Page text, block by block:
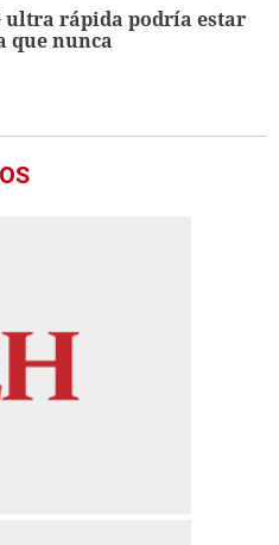
ultra rápida podría estar
que nunca